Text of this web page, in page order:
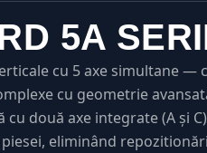
5A
cu 5 axe simultane —
cu geometrie
două axe integrate (A și
eliminând